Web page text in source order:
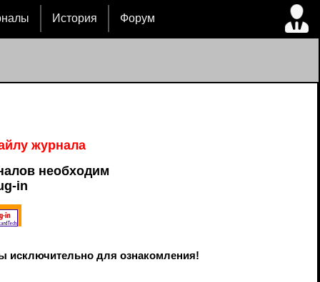
История Форум
журнала
необходим
in
исключительно для ознакомления!